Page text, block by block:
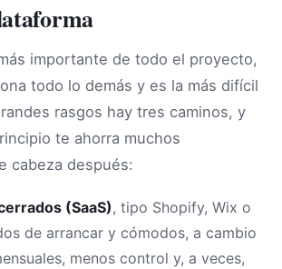
importante de todo el proyecto,
todo lo demás y es la más difícil
rasgos hay tres caminos, y
te ahorra muchos
cabeza después:
(SaaS), tipo Shopify, Wix o
de arrancar y cómodos, a cambio
menos control y, a veces,